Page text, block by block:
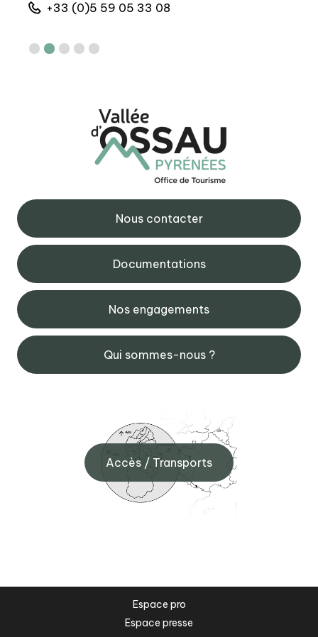
+33 (0)5 59 05 33 08
Nous contacter
Documentations
Nos engagements
Qui sommes-nous ?
Accès / Transports
Espace pro
Espace presse